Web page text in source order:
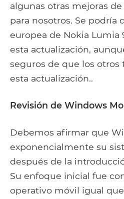
algunas otras mejoras
para nosotros. Se podría
europea de Nokia Lumia
esta actualización,
seguros de que los otros
esta actualización..
Revisión de Windows
Debemos afirmar que
exponencialmente su
después de la
Su enfoque inicial fue
operativo móvil igual